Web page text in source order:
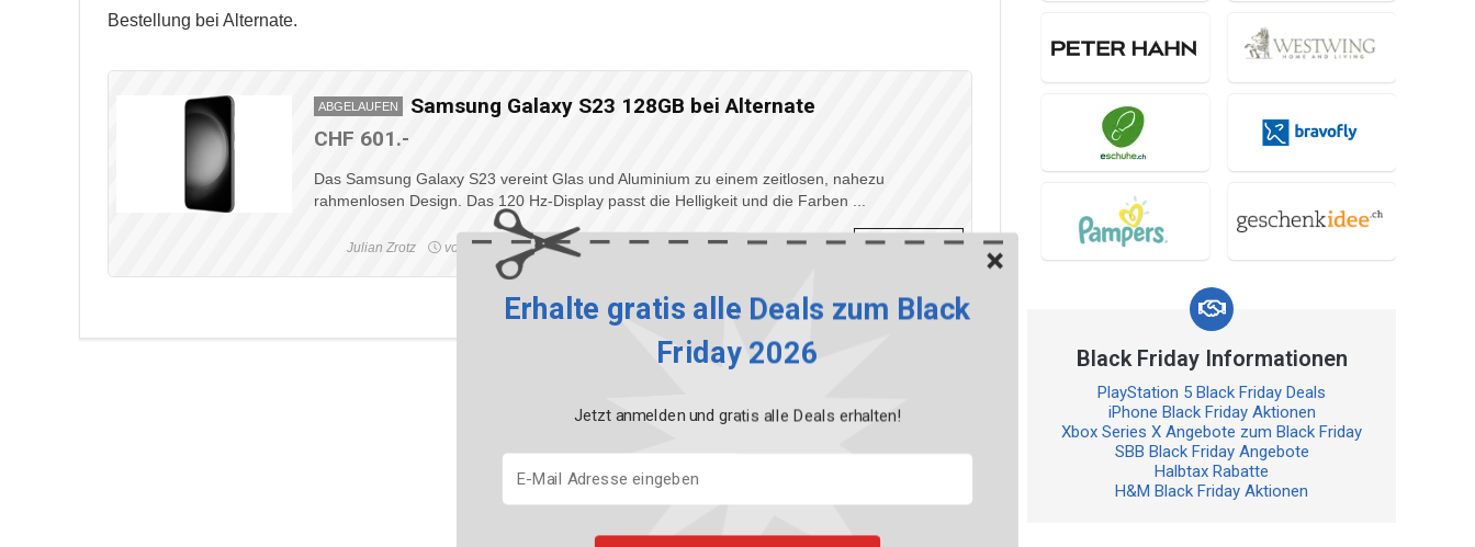
Bestellung bei Alternate.
ABGELAUFEN
Samsung Galaxy S23 128GB bei Alternate
CHF 601.-
Das Samsung Galaxy S23 vereint Glas und Aluminium zu einem zeitlosen, nahezu
rahmenlosen Design. Das 120 Hz-Display passt die Helligkeit und die Farben ...
Julian Zrotz vor 3 Jahre WEITERLESEN
Black Friday Informationen
PlayStation 5 Black Friday Deals
iPhone Black Friday Aktionen
Xbox Series X Angebote zum Black Friday
SBB Black Friday Angebote
Halbtax Rabatte
H&M Black Friday Aktionen
Erhalte gratis alle Deals zum Black
Friday 2026
Jetzt anmelden und gratis alle Deals erhalten!